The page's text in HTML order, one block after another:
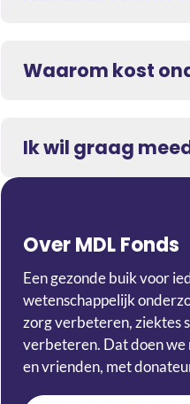
Waarom kost
Ik wil graag
Over MDL Fonds
Een gezonde buik voor
wetenschappelijk
zorg verbeteren, ziektes
verbeteren. Dat doen we
en vrienden, met